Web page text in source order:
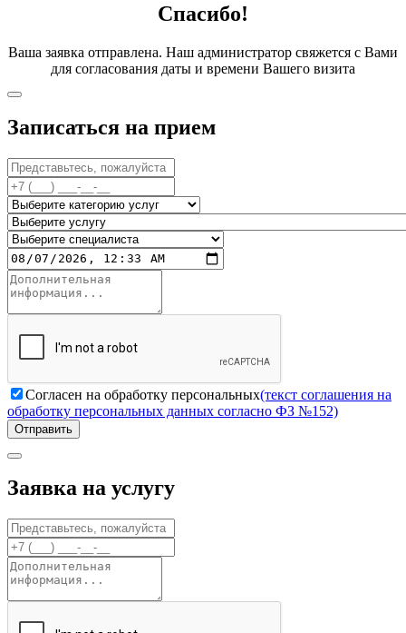
Спасибо!
Ваша заявка отправлена. Наш администратор свяжется с Вами
для согласования даты и времени Вашего визита
Записаться на прием
Согласен на обработку персональных(текст соглашения на
обработку персональных данных согласно ФЗ №152)
Отправить
Заявка на услугу